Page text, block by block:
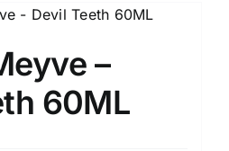
–
60ML